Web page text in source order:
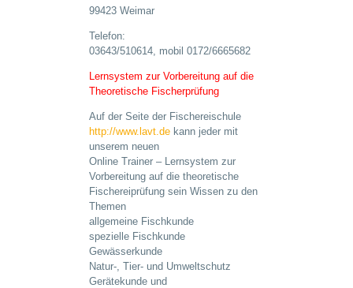
99423 Weimar
Telefon:
03643/510614, mobil 0172/6665682
Lernsystem zur Vorbereitung auf die
Theoretische Fischerprüfung
Auf der Seite der Fischereischule
http://www.lavt.de kann jeder mit
unserem neuen
Online Trainer – Lernsystem zur
Vorbereitung auf die theoretische
Fischereiprüfung sein Wissen zu den
Themen
allgemeine Fischkunde
spezielle Fischkunde
Gewässerkunde
Natur-, Tier- und Umweltschutz
Gerätekunde und